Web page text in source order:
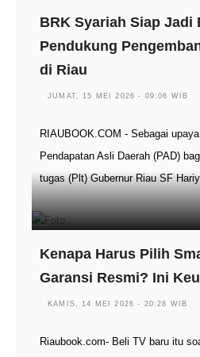
BRK Syariah Siap Jadi
Pendukung
di Riau
JUMAT, 15 MEI 2026 - 09:06 WIB
RIAUBOOK.COM - Sebagai
Pendapatan Asli Daerah (PAD)
tugas (Plt) Gubernur Riau SF
Kenapa Harus Pilih
Garansi Resmi? Ini
KAMIS, 14 MEI 2026 - 20:28 WIB
Riaubook.com- Beli TV baru itu